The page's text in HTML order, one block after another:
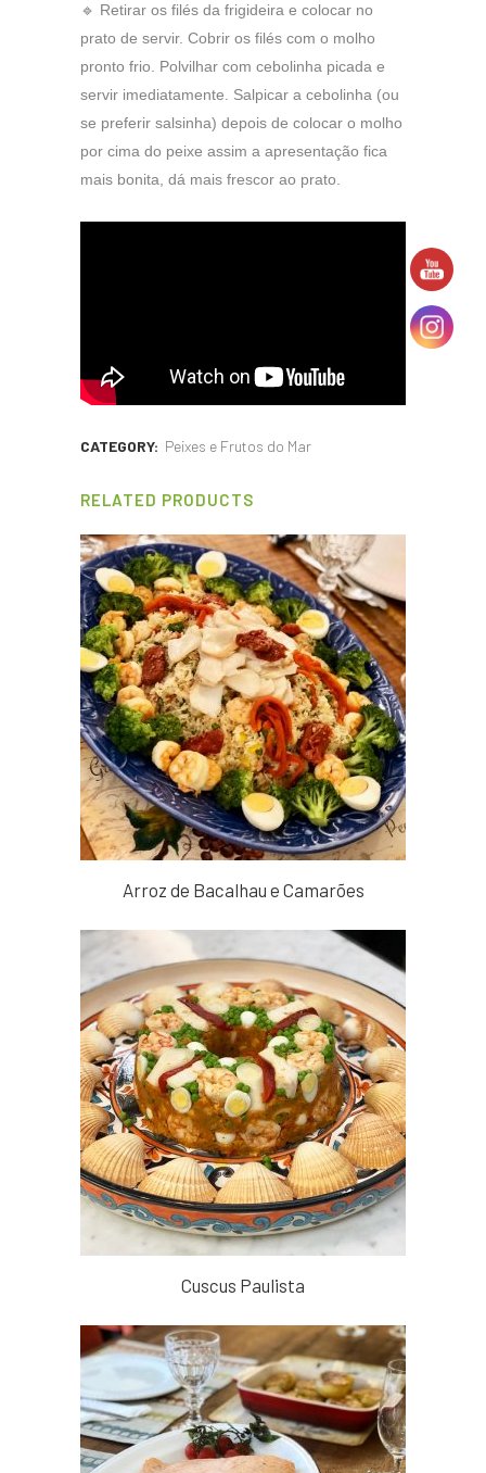
🔹 Retirar os filés da frigideira e colocar no
prato de servir. Cobrir os filés com o molho
pronto frio. Polvilhar com cebolinha picada e
servir imediatamente. Salpicar a cebolinha (ou
se preferir salsinha) depois de colocar o molho
por cima do peixe assim a apresentação fica
mais bonita, dá mais frescor ao prato.
CATEGORY: Peixes e Frutos do Mar
RELATED PRODUCTS
Arroz de Bacalhau e Camarões
Cuscus Paulista